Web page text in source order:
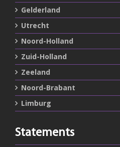
Gelderland
Utrecht
Noord-Holland
Zuid-Holland
Zeeland
Noord-Brabant
Limburg
Statements